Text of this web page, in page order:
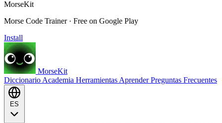
MorseKit
Morse Code Trainer · Free on Google Play
Install
MorseKit
Diccionario Academia Herramientas AprenderPreguntas Frecuentes